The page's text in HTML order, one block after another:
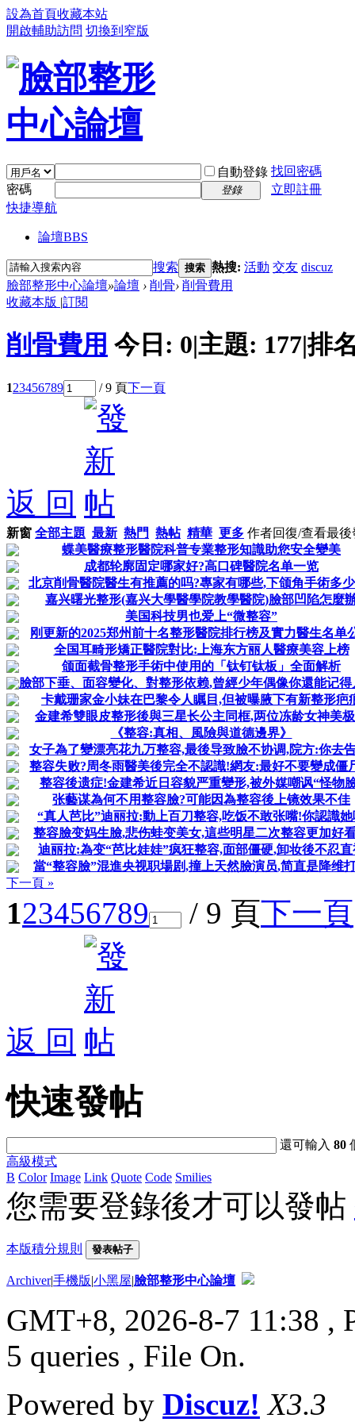
設為首頁收藏本站
開啟輔助訪問 切換到窄版
自動登錄 找回密碼
密碼
登錄
立即註冊
快捷導航
論壇BBS
搜索 搜索 熱搜: 活動 交友 discuz
臉部整形中心論壇»論壇 › 削骨› 削骨費用
收藏本版 |訂閱
削骨費用 今日: 0|主題: 177|排
123456789 / 9 頁下一頁
返 回
新窗 全部主題 最新 熱門 熱帖 精華 更多 作者回復/查看最後
蝶美醫療整形醫院科普专業整形知識助您安全變美
成都轮廓固定哪家好?高口碑醫院名单一览
北京削骨醫院醫生有推薦的吗?專家有哪些,下颌角手術多
嘉兴曙光整形(嘉兴大學醫學院教學醫院)臉部凹陷怎麼
美国科技男也爱上“微整容”
刚更新的2025郑州前十名整形醫院排行榜及實力醫生名单
全国耳畸形矯正醫院對比:上海东方丽人醫療美容上榜
颌面截骨整形手術中使用的「钛钉钛板」全面解析
臉部下垂、面容變化、對整形依赖,曾經少年偶像你還能记得
卡戴珊家金小妹在巴黎令人瞩目,但被曝腋下有新整形疤
金建希雙眼皮整形後與三星长公主同框,两位冻龄女神美
《整容:真相、風險與道德邊界》
女子為了變漂亮花九万整容,最後导致臉不协调,院方:你去
整容失败?周冬雨醫美後完全不認識!網友:最好不要變成僵
整容後遗症!金建希近日容貌严重變形,被外媒嘲讽“怪物
张藝谋為何不用整容臉?可能因為整容後上镜效果不佳
“真人芭比”迪丽拉:動上百刀整容,吃饭不敢张嘴!你認識她
整容臉变妈生臉,悲伤蛙变美女,這些明星二次整容更加好
迪丽拉:為变“芭比娃娃”疯狂整容,面部僵硬,卸妆後不忍直
當“整容臉”混進央视职場剧,撞上天然臉演员,简直是降维
下一頁 »
123456789 / 9 頁下一頁
返 回
快速發帖
還可輸入80
高級模式
B Color Image Link Quote Code Smilies
您需要登錄後才可以發帖
本版積分規則 發表帖子
Archiver|手機版|小黑屋|臉部整形中心論壇
GMT+8, 2026-8-7 11:38 ,
5 queries , File On.
Powered by Discuz! X3.3